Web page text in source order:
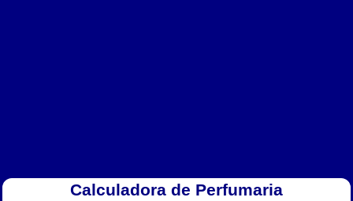
Calculadora de Perfumaria